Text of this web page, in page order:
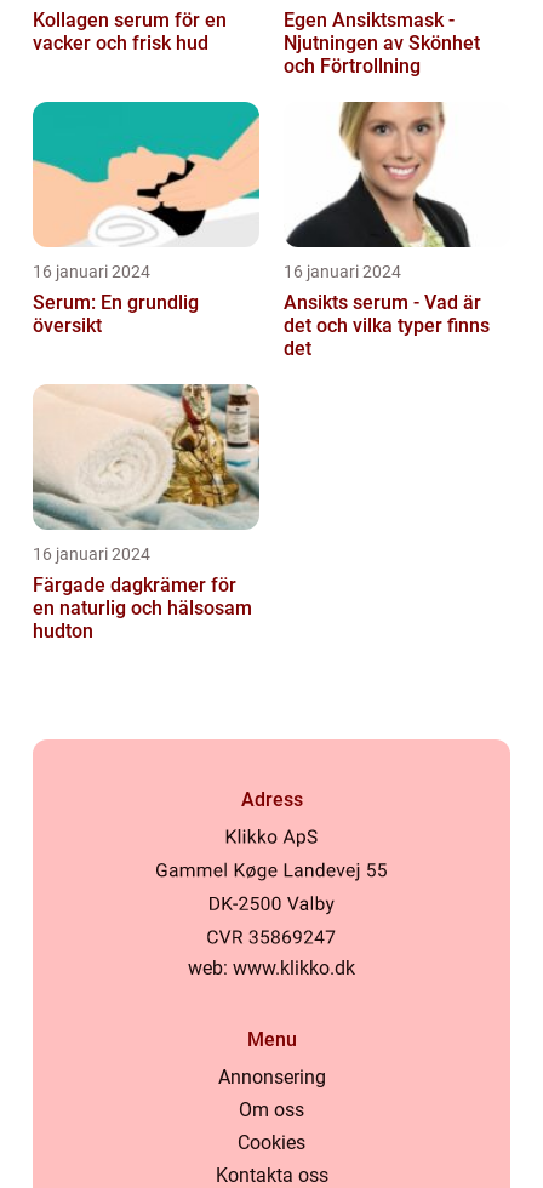
Kollagen serum för en
vacker och frisk hud
Egen Ansiktsmask -
Njutningen av Skönhet
och Förtrollning
16 januari 2024
Serum: En grundlig
översikt
16 januari 2024
Ansikts serum - Vad är
det och vilka typer finns
det
16 januari 2024
Färgade dagkrämer för
en naturlig och hälsosam
hudton
Adress
web: www.klikko.dk
Menu
Annonsering
Om oss
Cookies
Kontakta oss